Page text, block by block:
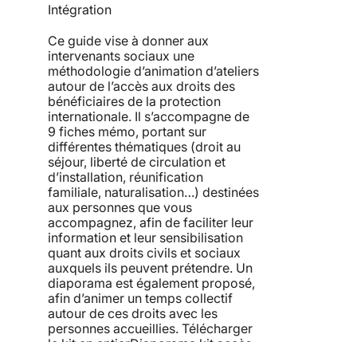
Intégration
Ce guide vise à donner aux
intervenants sociaux une
méthodologie d’animation d’ateliers
autour de l’accès aux droits des
bénéficiaires de la protection
internationale. Il s’accompagne de
9 fiches mémo, portant sur
différentes thématiques (droit au
séjour, liberté de circulation et
d’installation, réunification
familiale, naturalisation…) destinées
aux personnes que vous
accompagnez, afin de faciliter leur
information et leur sensibilisation
quant aux droits civils et sociaux
auxquels ils peuvent prétendre. Un
diaporama est également proposé,
afin d’animer un temps collectif
autour de ces droits avec les
personnes accueillies. Télécharger